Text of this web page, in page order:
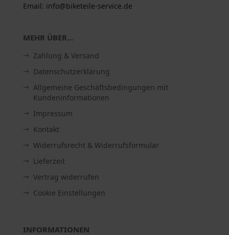
Email: info@biketeile-service.de
MEHR ÜBER...
Zahlung & Versand
Datenschutzerklärung
Allgemeine Geschäftsbedingungen mit
Kundeninformationen
Impressum
Kontakt
Widerrufsrecht & Widerrufsformular
Lieferzeit
Vertrag widerrufen
Cookie Einstellungen
INFORMATIONEN